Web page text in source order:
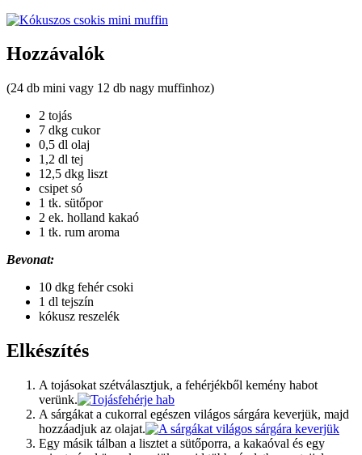
Hozzávalók
(24 db mini vagy 12 db nagy muffinhoz)
2 tojás
7 dkg cukor
0,5 dl olaj
1,2 dl tej
12,5 dkg liszt
csipet só
1 tk. sütőpor
2 ek. holland kakaó
1 tk. rum aroma
Bevonat:
10 dkg fehér csoki
1 dl tejszín
kókusz reszelék
Elkészítés
A tojásokat szétválasztjuk, a fehérjékből kemény habot
verünk.
A sárgákat a cukorral egészen világos sárgára keverjük, majd
hozzáadjuk az olajat.
Egy másik tálban a lisztet a sütőporra, a kakaóval és egy